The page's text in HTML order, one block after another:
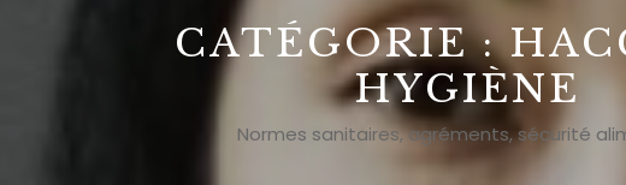
CATÉGORIE :
HYGIÈNE
Normes sanitaires, agréments, sécurité